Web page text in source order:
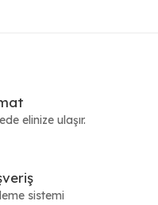
elinize ulaşır.
sistemi